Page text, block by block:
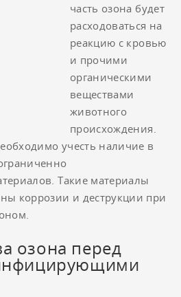
часть озона будет
расходоваться на
реакцию с кровью
и прочими
органическими
веществами
животного
происхождения.
учесть наличие в
Такие материалы
коррозии и деструкции при
озона перед